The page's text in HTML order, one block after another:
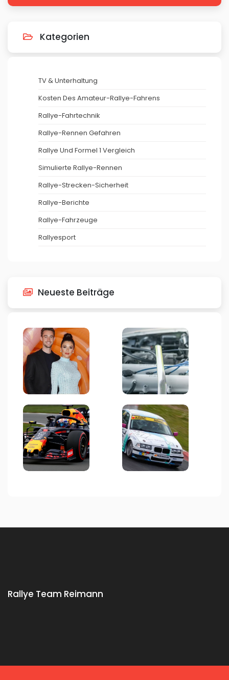
Kategorien
TV & Unterhaltung
Kosten Des Amateur-Rallye-Fahrens
Rallye-Fahrtechnik
Rallye-Rennen Gefahren
Rallye Und Formel 1 Vergleich
Simulierte Rallye-Rennen
Rallye-Strecken-Sicherheit
Rallye-Berichte
Rallye-Fahrzeuge
Rallyesport
Neueste Beiträge
Rallye Team Reimann